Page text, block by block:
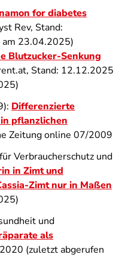
for diabetes
Rev, Stand:
23.04.2025)
Blutzucker-Senkung
Stand: 12.12.2025
Differenzierte
pflanzlichen
Zeitung online 07/2009
Verbraucherschutz und
in Zimt und
Zimt nur in Maßen
und
als
(zuletzt abgerufen